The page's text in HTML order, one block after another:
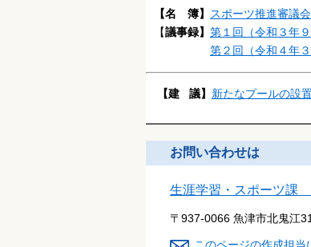
【名 簿】
スポーツ推進審議
【議事録】 第１回（令和３年９
第２回（令和４年３
【建 議】 新たなプールの設
お問い合わせは
生涯学習・スポーツ課
〒937-0066 魚津市北鬼江